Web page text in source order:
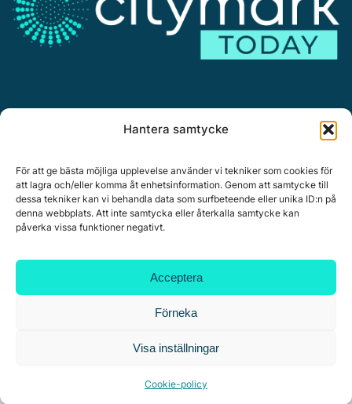
Hantera samtycke
För att ge bästa möjliga upplevelse använder vi tekniker som cookies för
att lagra och/eller komma åt enhetsinformation. Genom att samtycke till
dessa tekniker kan vi behandla data som surfbeteende eller unika ID:n på
denna webbplats. Att inte samtycka eller återkalla samtycke kan
påverka vissa funktioner negativt.
Acceptera
Förneka
Visa inställningar
Cookie-policy
Personuppgiftspolicy
www.citymark.se, Tel. växel 0651-15050,Policy för
datahantering, integritet och cookies.
Copyright © 2025 All rights reserved.